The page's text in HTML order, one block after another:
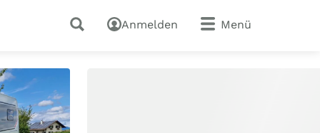
Anmelden Menü